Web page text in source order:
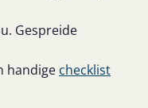
Gespreide
handige checklist